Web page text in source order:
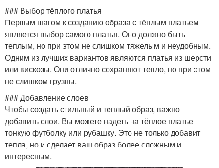
### Выбор тёплого платья
Первым шагом к созданию образа с тёплым платьем
является выбор самого платья. Оно должно быть
теплым, но при этом не слишком тяжелым и неудобным.
Одним из лучших вариантов являются платья из шерсти
или вискозы. Они отлично сохраняют тепло, но при этом
не слишком грузны.
### Добавление слоев
Чтобы создать стильный и теплый образ, важно
добавить слои. Вы можете надеть на тёплое платье
тонкую футболку или рубашку. Это не только добавит
тепла, но и сделает ваш образ более сложным и
интересным.